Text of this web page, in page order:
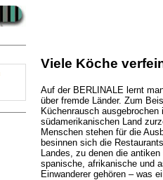
Viele Köche
Auf der BERLINALE lernt
über fremde Länder. Zum
Küchenrausch
südamerikanischen Land
Menschen stehen für die
besinnen sich die
Landes, zu denen die
spanische, afrikanische und
Einwanderer gehören – was